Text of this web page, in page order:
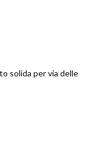
solida per via delle